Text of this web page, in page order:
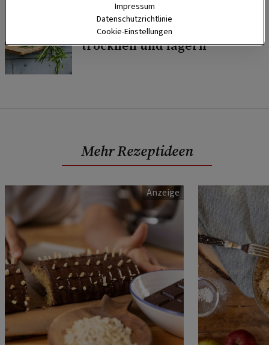
GARTEN
Kräuter richtig ernten,
trocknen und lagern
Mehr Rezeptideen
Impressum
Datenschutzrichtlinie
Cookie-Einstellungen